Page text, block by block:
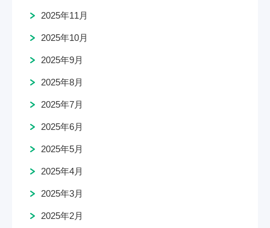
2025年11月
2025年10月
2025年9月
2025年8月
2025年7月
2025年6月
2025年5月
2025年4月
2025年3月
2025年2月